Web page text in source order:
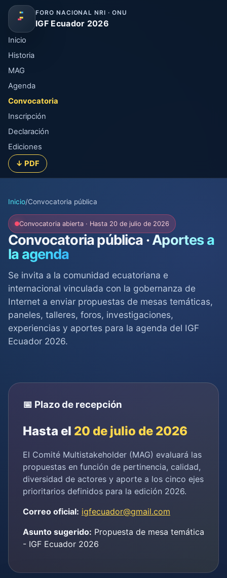
FORO NACIONAL NRI · ONU
IGF Ecuador 2026
Inicio
Historia
MAG
Agenda
Convocatoria
Inscripción
Declaración
Ediciones
↓ PDF
Inicio/Convocatoria pública
Convocatoria abierta · Hasta 20 de julio de 2026
Convocatoria pública ·Aportes a
la agenda
Se invita a la comunidad ecuatoriana e
internacional vinculada con la gobernanza de
Internet a enviar propuestas de mesas temáticas,
paneles, talleres, foros, investigaciones,
experiencias y aportes para la agenda del IGF
Ecuador 2026.
📅 Plazo de recepción
Hasta el 20 de julio de 2026
El Comité Multistakeholder (MAG) evaluará las
propuestas en función de pertinencia, calidad,
diversidad de actores y aporte a los cinco ejes
prioritarios definidos para la edición 2026.
Correo oficial: igfecuador@gmail.com
Asunto sugerido: Propuesta de mesa temática
- IGF Ecuador 2026